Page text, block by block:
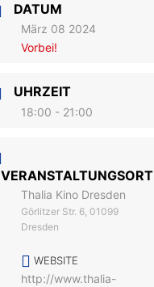
DATUM
März 08 2024
Vorbei!
UHRZEIT
18:00 - 21:00
VERANSTALTUNGSORT
Thalia Kino Dresden
Görlitzer Str. 6, 01099
Dresden
WEBSITE
http://www.thalia-